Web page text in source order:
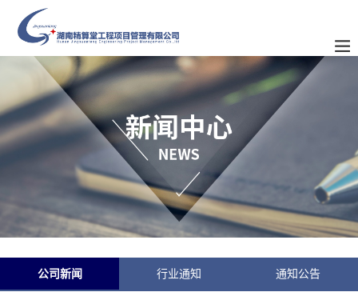
公司新闻 行业通知 通知公告